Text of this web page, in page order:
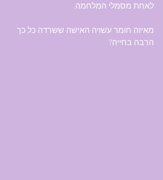
לאחת מסמלי המלחמה.
מאיזה חומר עשויה האישה ששרדה כל כך
הרבה בחייה?